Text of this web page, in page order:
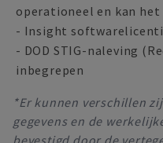
operationeel en kan
- Insight
- DOD STIG-naleving
inbegrepen
*Er kunnen verschillen
gegevens en de
bevestigd door de